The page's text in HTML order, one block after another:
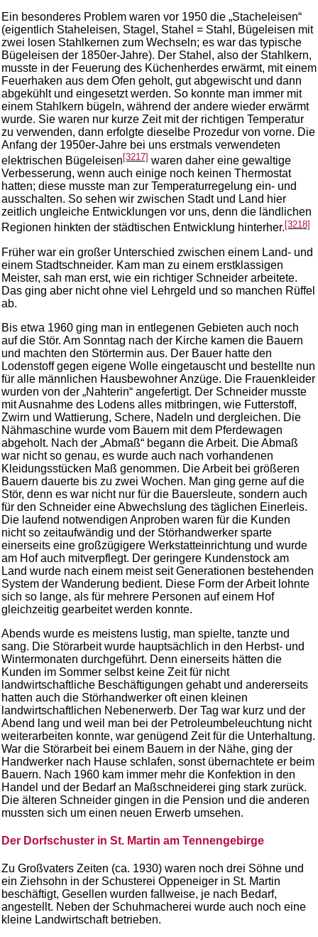
Ein besonderes Problem waren vor 1950 die „Stacheleisen“
(eigentlich Staheleisen, Stagel, Stahel = Stahl, Bügeleisen mit
zwei losen Stahlkernen zum Wechseln; es war das typische
Bügeleisen der 1850er-Jahre). Der Stahel, also der Stahlkern,
musste in der Feuerung des Küchenherdes erwärmt, mit einem
Feuerhaken aus dem Ofen geholt, gut abgewischt und dann
abgekühlt und eingesetzt werden. So konnte man immer mit
einem Stahlkern bügeln, während der andere wieder erwärmt
wurde. Sie waren nur kurze Zeit mit der richtigen Temperatur
zu verwenden, dann erfolgte dieselbe Prozedur von vorne. Die
Anfang der 1950er-Jahre bei uns erstmals verwendeten
elektrischen Bügeleisen [3217] waren daher eine gewaltige
Verbesserung, wenn auch einige noch keinen Thermostat
hatten; diese musste man zur Temperaturregelung ein- und
ausschalten. So sehen wir zwischen Stadt und Land hier
zeitlich ungleiche Entwicklungen vor uns, denn die ländlichen
Regionen hinkten der städtischen Entwicklung hinterher.[3218]
Früher war ein großer Unterschied zwischen einem Land- und
einem Stadtschneider. Kam man zu einem erstklassigen
Meister, sah man erst, wie ein richtiger Schneider arbeitete.
Das ging aber nicht ohne viel Lehrgeld und so manchen Rüffel
ab.
Bis etwa 1960 ging man in entlegenen Gebieten auch noch
auf die Stör. Am Sonntag nach der Kirche kamen die Bauern
und machten den Störtermin aus. Der Bauer hatte den
Lodenstoff gegen eigene Wolle eingetauscht und bestellte nun
für alle männlichen Hausbewohner Anzüge. Die Frauenkleider
wurden von der „Nahterin“ angefertigt. Der Schneider musste
mit Ausnahme des Lodens alles mitbringen, wie Futterstoff,
Zwirn und Wattierung, Schere, Nadeln und dergleichen. Die
Nähmaschine wurde vom Bauern mit dem Pferdewagen
abgeholt. Nach der „Abmaß“ begann die Arbeit. Die Abmaß
war nicht so genau, es wurde auch nach vorhandenen
Kleidungsstücken Maß genommen. Die Arbeit bei größeren
Bauern dauerte bis zu zwei Wochen. Man ging gerne auf die
Stör, denn es war nicht nur für die Bauersleute, sondern auch
für den Schneider eine Abwechslung des täglichen Einerleis.
Die laufend notwendigen Anproben waren für die Kunden
nicht so zeitaufwändig und der Störhandwerker sparte
einerseits eine großzügigere Werkstatteinrichtung und wurde
am Hof auch mitverpflegt. Der geringere Kundenstock am
Land wurde nach einem meist seit Generationen bestehenden
System der Wanderung bedient. Diese Form der Arbeit lohnte
sich so lange, als für mehrere Personen auf einem Hof
gleichzeitig gearbeitet werden konnte.
Abends wurde es meistens lustig, man spielte, tanzte und
sang. Die Störarbeit wurde hauptsächlich in den Herbst- und
Wintermonaten durchgeführt. Denn einerseits hätten die
Kunden im Sommer selbst keine Zeit für nicht
landwirtschaftliche Beschäftigungen gehabt und andererseits
hatten auch die Störhandwerker oft einen kleinen
landwirtschaftlichen Nebenerwerb. Der Tag war kurz und der
Abend lang und weil man bei der Petroleumbeleuchtung nicht
weiterarbeiten konnte, war genügend Zeit für die Unterhaltung.
War die Störarbeit bei einem Bauern in der Nähe, ging der
Handwerker nach Hause schlafen, sonst übernachtete er beim
Bauern. Nach 1960 kam immer mehr die Konfektion in den
Handel und der Bedarf an Maßschneiderei ging stark zurück.
Die älteren Schneider gingen in die Pension und die anderen
mussten sich um einen neuen Erwerb umsehen.
Der Dorfschuster in St. Martin am Tennengebirge
Zu Großvaters Zeiten (ca. 1930) waren noch drei Söhne und
ein Ziehsohn in der Schusterei Oppeneiger in St. Martin
beschäftigt, Gesellen wurden fallweise, je nach Bedarf,
angestellt. Neben der Schuhmacherei wurde auch noch eine
kleine Landwirtschaft betrieben.